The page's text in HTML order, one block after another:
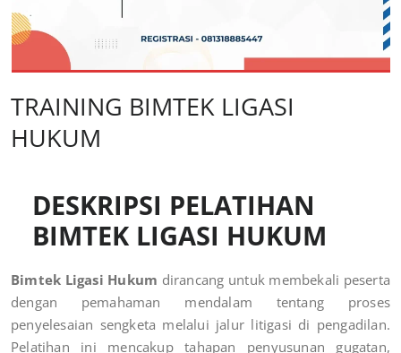
TRAINING BIMTEK LIGASI
HUKUM
DESKRIPSI PELATIHAN
BIMTEK LIGASI HUKUM
Bimtek Ligasi Hukum dirancang untuk membekali peserta
dengan pemahaman mendalam tentang proses
penyelesaian sengketa melalui jalur litigasi di pengadilan.
Pelatihan ini mencakup tahapan penyusunan gugatan,